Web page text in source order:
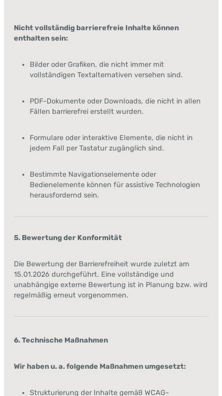
Nicht vollständig barrierefreie Inhalte können
enthalten sein:
Bilder oder Grafiken, die nicht immer mit
vollständigen Textalternativen versehen sind.
PDF-Dokumente oder Downloads, die nicht in allen
Fällen barrierefrei erstellt wurden.
Formulare oder interaktive Elemente, die nicht in
jedem Fall per Tastatur zugänglich sind.
Bestimmte Navigationselemente oder
Bedienelemente können für assistive Technologien
herausfordernd sein.
5. Bewertung der Konformität
Die Bewertung der Barrierefreiheit wurde zuletzt am
15.01.2026 durchgeführt. Eine vollständige und
unabhängige externe Bewertung ist in Planung bzw. wird
regelmäßig erneut vorgenommen.
6. Technische Maßnahmen
Wir haben u. a. folgende Maßnahmen umgesetzt:
Strukturierung der Inhalte gemäß WCAG-